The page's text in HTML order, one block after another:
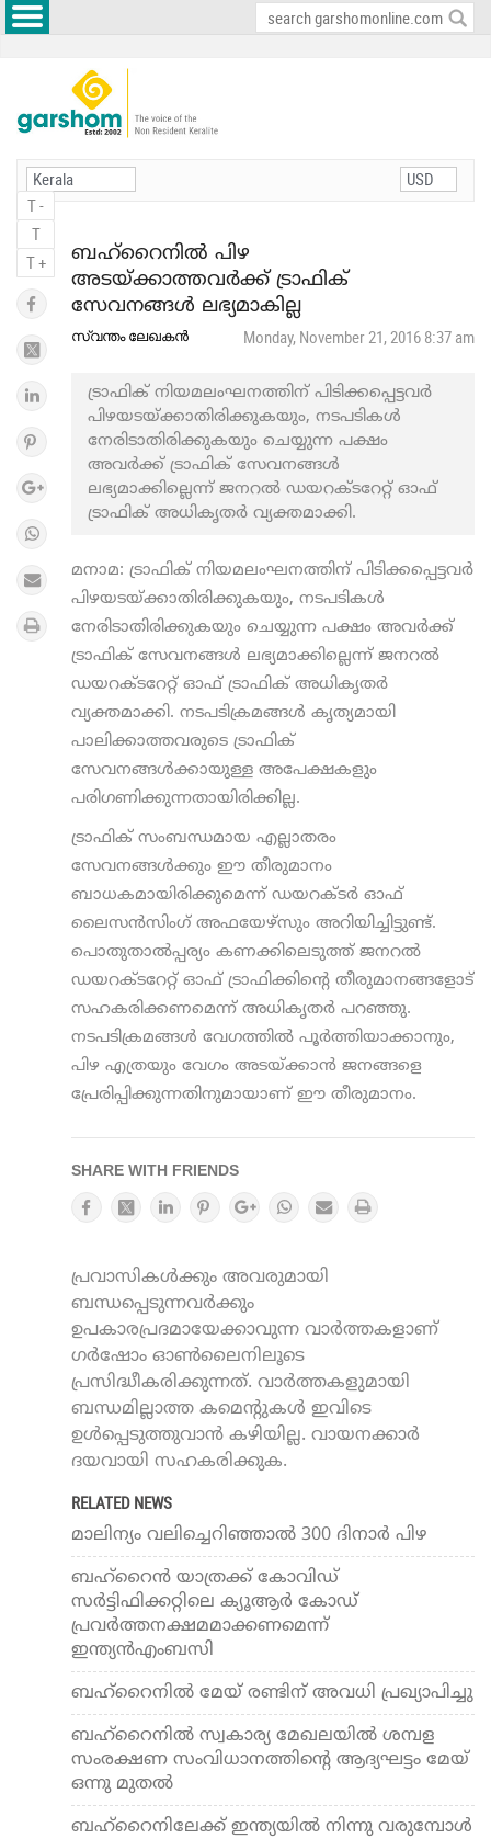
T -
T
T +
ബഹ്റൈനിൽ പിഴ
അടയ്ക്കാത്തവർക്ക് ട്രാഫിക്
സേവനങ്ങൾ ലഭ്യമാകില്ല
സ്വന്തം ലേഖകൻ Monday, November 21, 2016 8:37 am
ട്രാഫിക് നിയമലംഘനത്തിന് പിടിക്കപ്പെട്ടവർ
പിഴയടയ്ക്കാതിരിക്കുകയും, നടപടികൾ
നേരിടാതിരിക്കുകയും ചെയ്യുന്ന പക്ഷം
അവർക്ക് ട്രാഫിക് സേവനങ്ങൾ
ലഭ്യമാക്കില്ലെന്ന് ജനറൽ ഡയറക്ടറേറ്റ് ഓഫ്
ട്രാഫിക് അധികൃതർ വ്യക്തമാക്കി.
മനാമ: ട്രാഫിക് നിയമലംഘനത്തിന് പിടിക്കപ്പെട്ടവർ
പിഴയടയ്ക്കാതിരിക്കുകയും, നടപടികൾ
നേരിടാതിരിക്കുകയും ചെയ്യുന്ന പക്ഷം അവർക്ക്
ട്രാഫിക് സേവനങ്ങൾ ലഭ്യമാക്കില്ലെന്ന് ജനറൽ
ഡയറക്ടറേറ്റ് ഓഫ് ട്രാഫിക് അധികൃതർ
വ്യക്തമാക്കി. നടപടിക്രമങ്ങൾ കൃത്യമായി
പാലിക്കാത്തവരുടെ ട്രാഫിക്
സേവനങ്ങൾക്കായുള്ള അപേക്ഷകളും
പരിഗണിക്കുന്നതായിരിക്കില്ല.
ട്രാഫിക് സംബന്ധമായ എല്ലാതരം
സേവനങ്ങൾക്കും ഈ തീരുമാനം
ബാധകമായിരിക്കുമെന്ന് ഡയറക്ടർ ഓഫ്
ലൈസൻസിംഗ് അഫയേഴ്‌സും അറിയിച്ചിട്ടുണ്ട്.
പൊതുതാൽപ്പര്യം കണക്കിലെടുത്ത് ജനറൽ
ഡയറക്ടറേറ്റ് ഓഫ് ട്രാഫിക്കിന്റെ തീരുമാനങ്ങളോട്
സഹകരിക്കണമെന്ന് അധികൃതർ പറഞ്ഞു.
നടപടിക്രമങ്ങൾ വേഗത്തിൽ പൂർത്തിയാക്കാനും,
പിഴ എത്രയും വേഗം അടയ്ക്കാൻ ജനങ്ങളെ
പ്രേരിപ്പിക്കുന്നതിനുമായാണ് ഈ തീരുമാനം.
SHARE WITH FRIENDS
പ്രവാസികൾക്കും അവരുമായി
ബന്ധപ്പെടുന്നവർക്കും
ഉപകാരപ്രദമായേക്കാവുന്ന വാർത്തകളാണ്
ഗർഷോം ഓൺലൈനിലൂടെ
പ്രസിദ്ധീകരിക്കുന്നത്. വാർത്തകളുമായി
ബന്ധമില്ലാത്ത കമെന്റുകൾ ഇവിടെ
ഉൾപ്പെടുത്തുവാൻ കഴിയില്ല. വായനക്കാർ
ദയവായി സഹകരിക്കുക.
RELATED NEWS
മാലിന്യം വലിച്ചെറിഞ്ഞാല്‍ 300 ദിനാര്‍ പിഴ
ബഹ്‌റൈന്‍ യാത്രക്ക് കോവിഡ്
സര്‍ട്ടിഫിക്കറ്റിലെ ക്യൂആര്‍ കോഡ്
പ്രവര്‍ത്തനക്ഷമമാക്കണമെന്ന്
ഇന്ത്യന്‍എംബസി
ബഹ്‌റൈനില്‍ മേയ് രണ്ടിന് അവധി പ്രഖ്യാപിച്ചു
ബഹ്‌റൈനില്‍ സ്വകാര്യ മേഖലയില്‍ ശമ്പള
സംരക്ഷണ സംവിധാനത്തിന്റെ ആദ്യഘട്ടം മേയ്
ഒന്നു മുതല്‍
ബഹ്‌റൈനിലേക്ക് ഇന്ത്യയില്‍ നിന്നു വരുമ്പോള്‍